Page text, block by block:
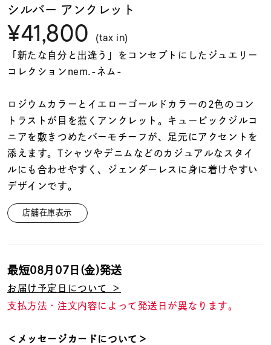
ト
着用シーン
コレクション
レディース
リングサイズ
メンズ
価格 ¥0
シルバー アンクレット
¥41,800 (tax in)
「新たな自分と出逢う」をコンセプトにしたジュエリー
コレクションnem.-ネム-
ロジウムカラーとイエローゴールドカラーの2色のコン
トラストが目を惹くアンクレット。キュービックジルコ
ニアを敷きつめたバーモチーフが、足元にアクセントを
添えます。Tシャツやデニムなどのカジュアルなスタイ
ルにも合わせやすく、ジェンダーレスに身に着けやすい
デザインです。
店舗在庫表示
最短08月07日(金)発送
お届け予定日について ＞
支払方法・注文内容によって発送日が異なります。
＜メッセージカードについて＞